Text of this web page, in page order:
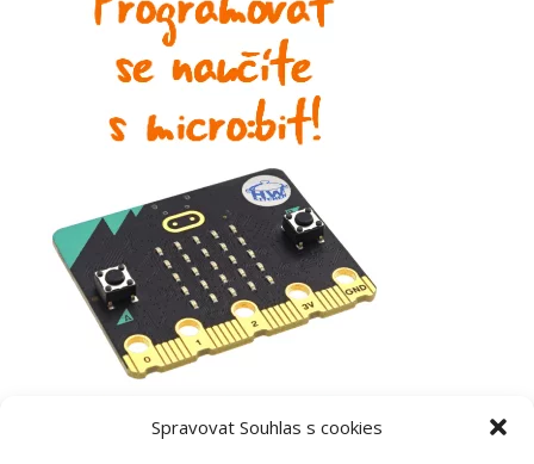
Spravovat Souhlas s cookies